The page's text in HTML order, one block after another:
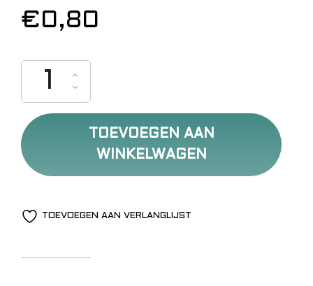
€0,80
TOEVOEGEN AAN
WINKELWAGEN
TOEVOEGEN AAN VERLANGLIJST